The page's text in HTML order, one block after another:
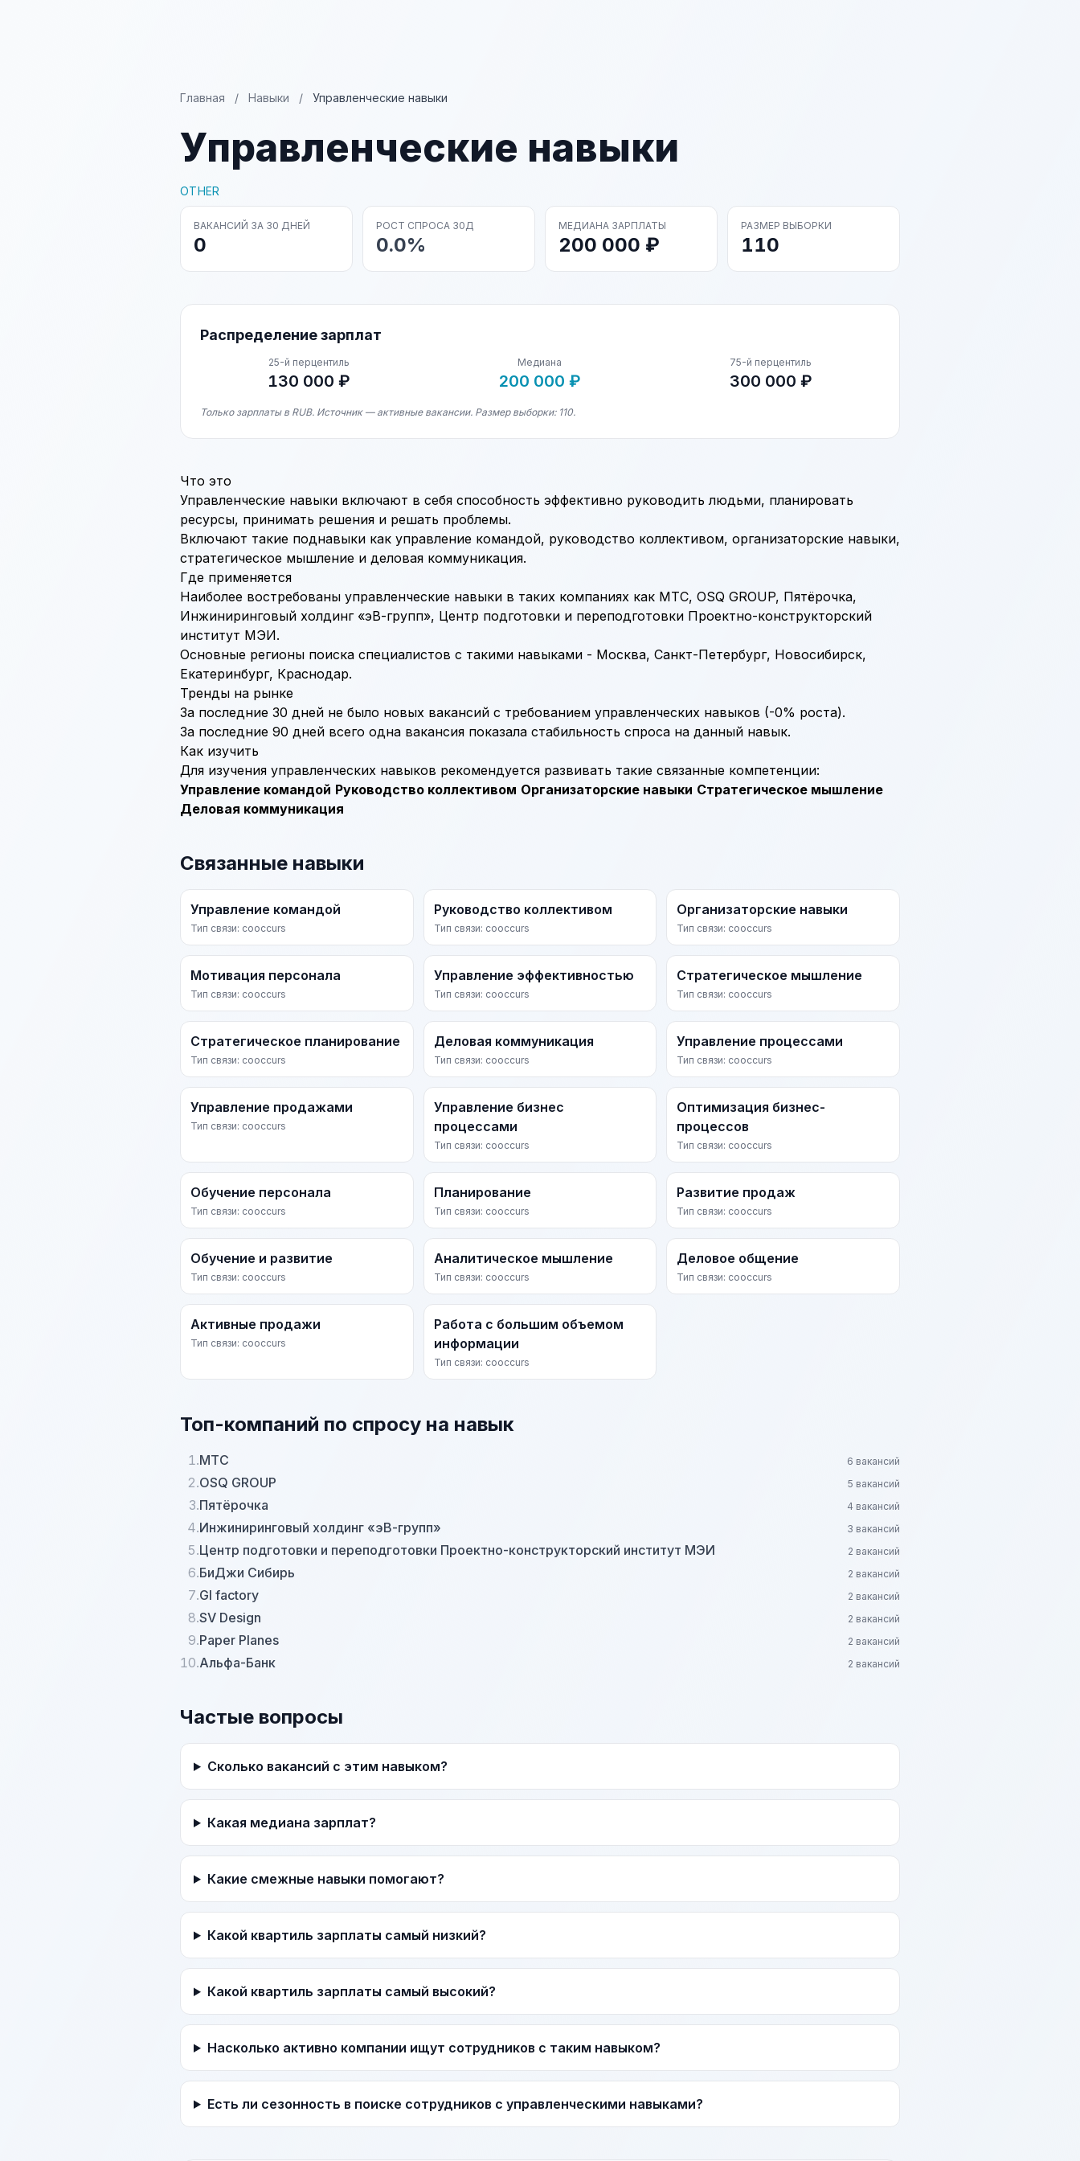
Главная / Навыки / Управленческие навыки
Управленческие навыки
OTHER
ВАКАНСИЙ ЗА 30 ДНЕЙ
0
РОСТ СПРОСА 30Д
0.0%
МЕДИАНА ЗАРПЛАТЫ
200 000 ₽
РАЗМЕР ВЫБОРКИ
110
Распределение зарплат
25-й перцентиль
130 000 ₽
Медиана
200 000 ₽
75-й перцентиль
300 000 ₽
Только зарплаты в RUB. Источник — активные вакансии. Размер выборки: 110.
Что это
Управленческие навыки включают в себя способность эффективно руководить людьми, планировать
ресурсы, принимать решения и решать проблемы.
Включают такие поднавыки как управление командой, руководство коллективом, организаторские навыки,
стратегическое мышление и деловая коммуникация.
Где применяется
Наиболее востребованы управленческие навыки в таких компаниях как МТС, OSQ GROUP, Пятёрочка,
Инжиниринговый холдинг «эВ-групп», Центр подготовки и переподготовки Проектно-конструкторский
институт МЭИ.
Основные регионы поиска специалистов с такими навыками - Москва, Санкт-Петербург, Новосибирск,
Екатеринбург, Краснодар.
Тренды на рынке
За последние 30 дней не было новых вакансий с требованием управленческих навыков (-0% роста).
За последние 90 дней всего одна вакансия показала стабильность спроса на данный навык.
Как изучить
Для изучения управленческих навыков рекомендуется развивать такие связанные компетенции:
Управление командой Руководство коллективом Организаторские навыки Стратегическое мышление
Деловая коммуникация
Связанные навыки
Управление командой
Тип связи: cooccurs
Руководство коллективом
Тип связи: cooccurs
Организаторские навыки
Тип связи: cooccurs
Мотивация персонала
Тип связи: cooccurs
Управление эффективностью
Тип связи: cooccurs
Стратегическое мышление
Тип связи: cooccurs
Стратегическое планирование
Тип связи: cooccurs
Деловая коммуникация
Тип связи: cooccurs
Управление процессами
Тип связи: cooccurs
Управление продажами
Тип связи: cooccurs
Управление бизнес
процессами
Тип связи: cooccurs
Оптимизация бизнес-
процессов
Тип связи: cooccurs
Обучение персонала
Тип связи: cooccurs
Планирование
Тип связи: cooccurs
Развитие продаж
Тип связи: cooccurs
Обучение и развитие
Тип связи: cooccurs
Аналитическое мышление
Тип связи: cooccurs
Деловое общение
Тип связи: cooccurs
Активные продажи
Тип связи: cooccurs
Работа с большим объемом
информации
Тип связи: cooccurs
Топ-компаний по спросу на навык
1.МТС 6 вакансий
2.OSQ GROUP 5 вакансий
3.Пятёрочка 4 вакансий
4.Инжиниринговый холдинг «эВ-групп» 3 вакансий
5.Центр подготовки и переподготовки Проектно-конструкторский институт МЭИ 2 вакансий
6.БиДжи Сибирь 2 вакансий
7.Gl factory 2 вакансий
8.SV Design 2 вакансий
9.Paper Planes 2 вакансий
10.Альфа-Банк 2 вакансий
Частые вопросы
Сколько вакансий с этим навыком?
Какая медиана зарплат?
Какие смежные навыки помогают?
Какой квартиль зарплаты самый низкий?
Какой квартиль зарплаты самый высокий?
Насколько активно компании ищут сотрудников с таким навыком?
Есть ли сезонность в поиске сотрудников с управленческими навыками?